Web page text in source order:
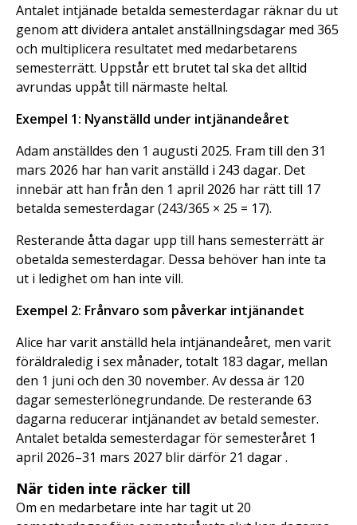
Antalet intjänade betalda semesterdagar räknar du ut
genom att dividera antalet anställningsdagar med 365
och multiplicera resultatet med medarbetarens
semesterrätt. Uppstår ett brutet tal ska det alltid
avrundas uppåt till närmaste heltal.
Exempel 1: Nyanställd under intjänandeåret
Adam anställdes den 1 augusti 2025. Fram till den 31
mars 2026 har han varit anställd i 243 dagar. Det
innebär att han från den 1 april 2026 har rätt till 17
betalda semesterdagar (243/365 × 25 = 17).
Resterande åtta dagar upp till hans semesterrätt är
obetalda semesterdagar. Dessa behöver han inte ta
ut i ledighet om han inte vill.
Exempel 2: Frånvaro som påverkar intjänandet
Alice har varit anställd hela intjänandeåret, men varit
föräldraledig i sex månader, totalt 183 dagar, mellan
den 1 juni och den 30 november. Av dessa är 120
dagar semesterlönegrundande. De resterande 63
dagarna reducerar intjänandet av betald semester.
Antalet betalda semesterdagar för semesteråret 1
april 2026–31 mars 2027 blir därför 21 dagar .
När tiden inte räcker till
Om en medarbetare inte har tagit ut 20